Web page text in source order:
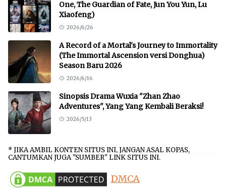
One, The Guardian of Fate, Jun You Yun, Lu
Xiaofeng)
2026/6/26
A Record of a Mortal's Journey to Immortality
(The Immortal Ascension versi Donghua)
Season Baru 2026
2026/6/16
Sinopsis Drama Wuxia "Zhan Zhao
Adventures", Yang Yang Kembali Beraksi!
2026/5/13
* JIKA AMBIL KONTEN SITUS INI, JANGAN ASAL KOPAS,
CANTUMKAN JUGA "SUMBER" LINK SITUS INI.
DMCA